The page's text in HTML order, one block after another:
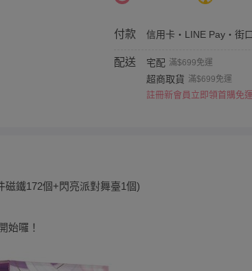
付款 信用卡・LINE Pay・街
配送 宅配 滿$699免運
超商取貨 滿$699免運
註冊新會員立即領首購免
鐵172個+閃亮派對舞臺1個)
始囉！